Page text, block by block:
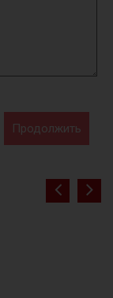
Продолжить